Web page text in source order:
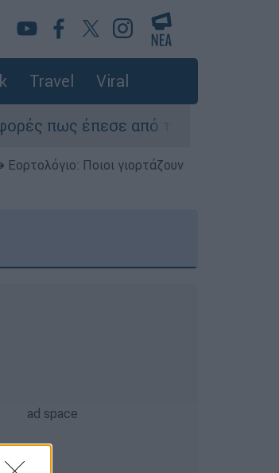
Travel Viral
έπεσε από τον 5ο
Εορτολόγιο: Ποιοι γιορτάζουν